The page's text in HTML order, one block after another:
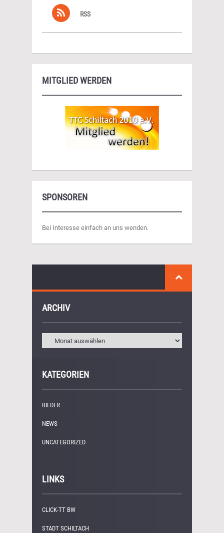
RSS
MITGLIED WERDEN
SPONSOREN
Bei Interesse einfach an uns wenden.
ARCHIV
KATEGORIEN
BILDER
NEWS
UNCATEGORIZED
LINKS
CLICK-TT BW
STADT SCHILTACH